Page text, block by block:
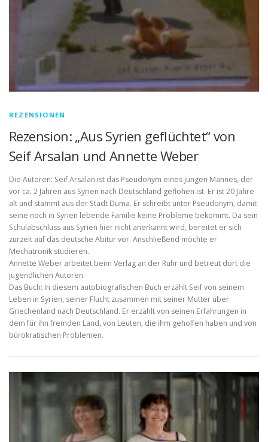
REZENSIONEN
Rezension: „Aus Syrien geflüchtet“ von
Seif Arsalan und Annette Weber
Die Autoren: Seif Arsalan ist das Pseudonym eines jungen Mannes, der
vor ca. 2 Jahren aus Syrien nach Deutschland geflohen ist. Er ist 20 Jahre
alt und stammt aus der Stadt Duma. Er schreibt unter Pseudonym, damit
seine noch in Syrien lebende Familie keine Probleme bekommt. Da sein
Schulabschluss aus Syrien hier nicht anerkannt wird, bereitet er sich
zurzeit auf das deutsche Abitur vor. Anschließend möchte er
Mechatronik studieren.
Annette Weber arbeitet beim Verlag an der Ruhr und betreut dort die
jugendlichen Autoren.
Das Buch: In diesem autobiografischen Buch erzählt Seif von seinem
Leben in Syrien, seiner Flucht zusammen mit seiner Mutter über
Griechenland nach Deutschland. Er erzählt von seinen Erfahrungen in
dem für ihn fremden Land, von Leuten, die ihm geholfen haben und von
bürokratischen Problemen.